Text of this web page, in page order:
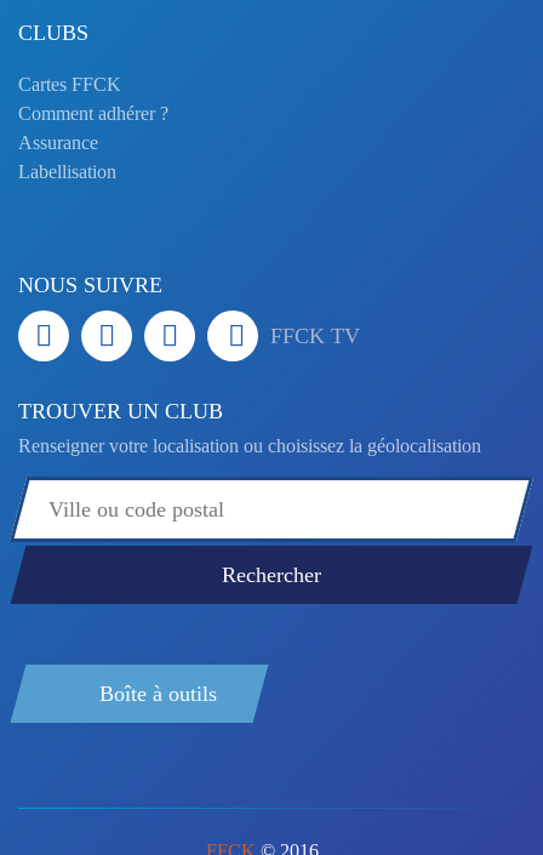
CLUBS
Cartes FFCK
Comment adhérer ?
Assurance
Labellisation
NOUS SUIVRE
FFCK TV
TROUVER UN CLUB
Renseigner votre localisation ou choisissez la géolocalisation
Boîte à outils
FFCK © 2016